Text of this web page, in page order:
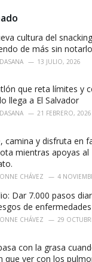
cultura del
de más sin
13 JULIO, 2026
que reta límites y
llega a El Salvador
21 FEBRERO, 2026
camina y disfruta en
mientras apoyas al
CHÁVEZ 4
Dar 7.000 pasos
de
CHÁVEZ 29
con la grasa
que ver con los